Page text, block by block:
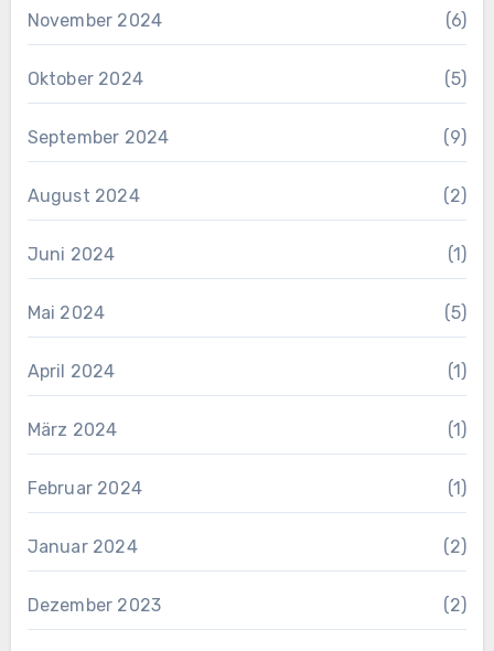
November 2024 (6)
Oktober 2024 (5)
September 2024 (9)
August 2024 (2)
Juni 2024 (1)
Mai 2024 (5)
April 2024 (1)
März 2024 (1)
Februar 2024 (1)
Januar 2024 (2)
Dezember 2023 (2)